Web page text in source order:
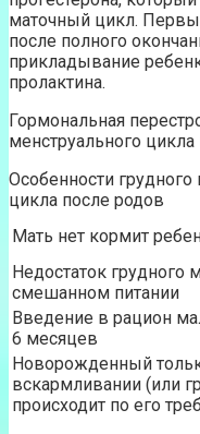
маточный цикл.
после полного
прикладывание
пролактина.
Гормональная
менструального
Особенности
цикла после родов
Мать нет кормит
Недостаток грудного
смешанном питании
Введение в рацион
6 месяцев
Новорожденный
вскармливании (или
происходит по его